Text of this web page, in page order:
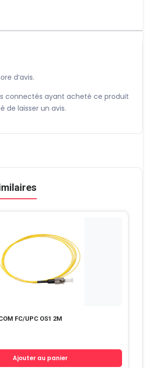
d’avis.
connectés ayant acheté ce produit
de laisser un avis.
FC/UPC OS1 2M
Ajouter au panier